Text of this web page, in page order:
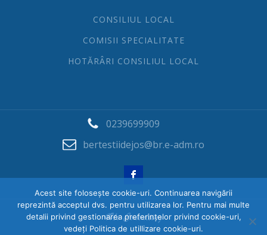
CONSILIUL LOCAL
COMISII SPECIALITATE
HOTĂRÂRI CONSILIUL LOCAL
0239699909
bertestiidejos@br.e-adm.ro
Acest site folosește cookie-uri. Continuarea navigării
reprezintă acceptul dvs. pentru utilizarea lor. Pentru mai multe
detalii privind gestionarea preferințelor privind cookie-uri,
vedeți Politica de utillizare cookie-uri.